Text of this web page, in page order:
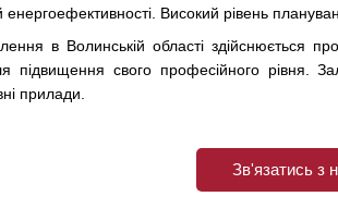
Високий рівень
в Волинській області здійснюється
підвищення свого професійного рівня.
прилади.
Зв'язатись з